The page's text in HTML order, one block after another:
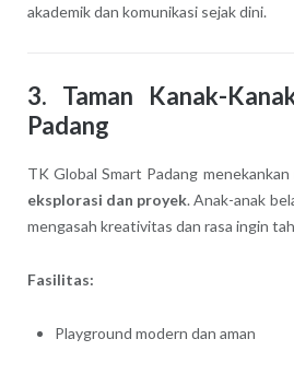
akademik dan komunikasi sejak dini.
3. Taman Kanak-
Padang
TK Global Smart Padang
eksplorasi dan proyek. Anak-anak
mengasah kreativitas dan rasa ingin
Fasilitas:
Playground modern dan aman